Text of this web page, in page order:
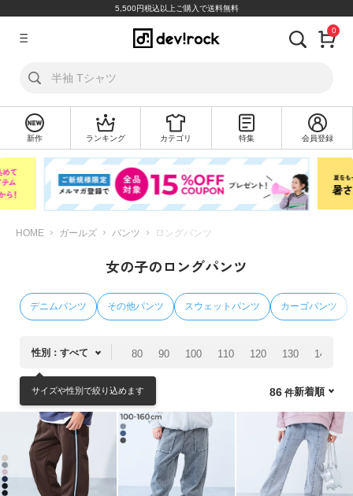
5,500円税込以上ご購入で送料無料
ロ
新
カ
ら
0
新作 ランキング カテゴリ 特集 会員登録
HOME ガールズ パンツ ロングパンツ
女の子のロングパンツ
デニムパンツ その他パンツ スウェットパンツ カーゴパンツ
性別：すべて 80 90 100 110 120 130 140
サイズや性別で絞り込めます 新着順
86